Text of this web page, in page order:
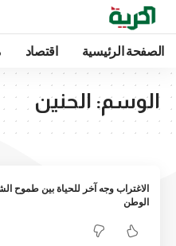
الصفحة الرئيسية اقتصاد
الوسم: الحنين
الاغتراب وجه آخر للحياة بين طموح
الوطن